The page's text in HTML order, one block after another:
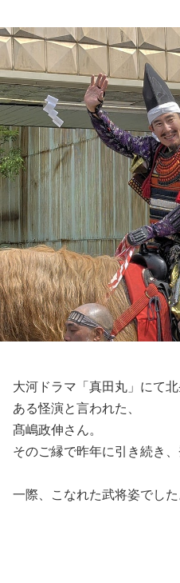
大河ドラマ「真田丸」にて
ある怪演と言われた、
髙嶋政伸さん。
そのご縁で昨年に引き続き、
一際、こなれた武将姿でした